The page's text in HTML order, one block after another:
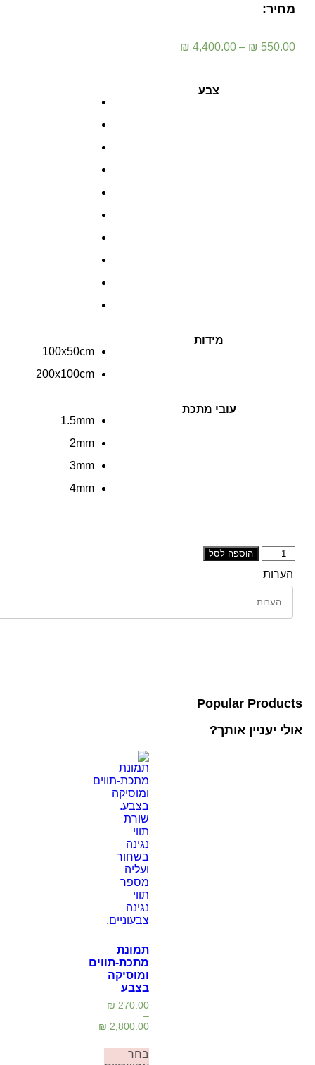
מחיר:
₪ 550.00
–
₪ 4,400.00
צבע
מידות
100x50cm
200x100cm
עובי מתכת
1.5mm
2mm
3mm
4mm
הוספה לסל
הערות
Popular Products
אולי יעניין אותך?
תמונת
מתכת-תווים
ומוסיקה
בצבע
₪ 270.00
–
₪ 2,800.00
בחר